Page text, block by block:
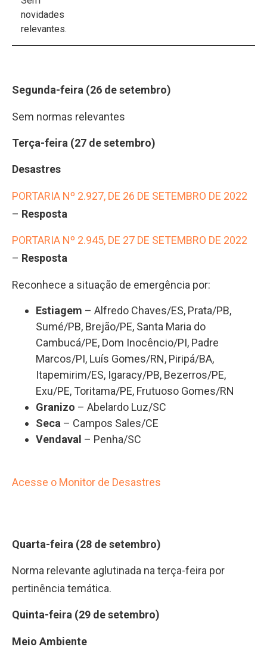
novidades
relevantes.
Segunda-feira (26 de setembro)
Sem normas relevantes
Terça-feira (27 de setembro)
Desastres
PORTARIA Nº 2.927, DE 26 DE SETEMBRO DE 2022
– Resposta
PORTARIA Nº 2.945, DE 27 DE SETEMBRO DE 2022
– Resposta
Reconhece a situação de emergência por:
Estiagem – Alfredo Chaves/ES, Prata/PB,
Sumé/PB, Brejão/PE, Santa Maria do
Cambucá/PE, Dom Inocêncio/PI, Padre
Marcos/PI, Luís Gomes/RN, Piripá/BA,
Itapemirim/ES, Igaracy/PB, Bezerros/PE,
Exu/PE, Toritama/PE, Frutuoso Gomes/RN
Granizo – Abelardo Luz/SC
Seca – Campos Sales/CE
Vendaval – Penha/SC
Acesse o Monitor de Desastres
Quarta-feira (28 de setembro)
Norma relevante aglutinada na terça-feira por
pertinência temática.
Quinta-feira (29 de setembro)
Meio Ambiente